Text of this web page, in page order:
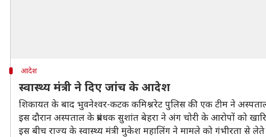
आदेश
स्वास्थ्य मंत्री ने दिए जांच के आदेश
शिकायत के बाद भुवनेश्वर-कटक कमिश्नरेट पुलिस की एक टीम ने
इस दौरान अस्पताल के प्रबंधक सुशांत बेहरा ने अंग चोरी के आरोपों को
इस बीच राज्य के स्वास्थ्य मंत्री मुकेश महालिंग ने मामले को गंभीरता से